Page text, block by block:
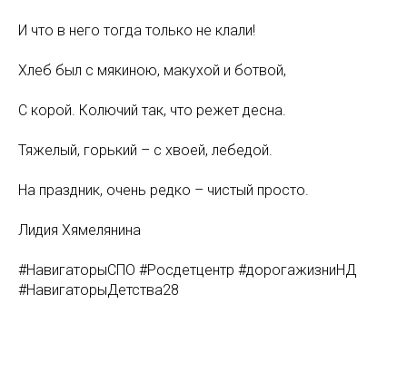
И что в него тогда только не клали!
Хлеб был с мякиною, макухой и ботвой,
С корой. Колючий так, что режет десна.
Тяжелый, горький – с хвоей, лебедой.
На праздник, очень редко – чистый просто.
Лидия Хямелянина
#НавигаторыСПО #Росдетцентр #дорогажизниНД
#НавигаторыДетства28